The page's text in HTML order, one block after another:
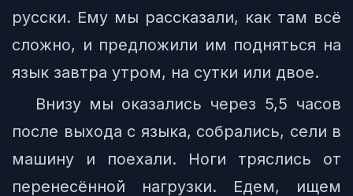
русски. Ему мы рассказали, как там всё
сложно, и предложили им подняться на
язык завтра утром, на сутки или двое.
Внизу мы оказались через 5,5 часов
после выхода с языка, собрались, сели в
машину и поехали. Ноги тряслись от
перенесённой нагрузки. Едем, ищем